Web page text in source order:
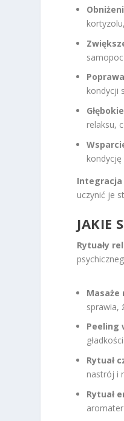
kondycji
relaksu,
kondycję
uczynić je
JAKIE
Rytuały
Masaże
sprawia,
Peeling
Rytuał
nastrój i
Rytuał